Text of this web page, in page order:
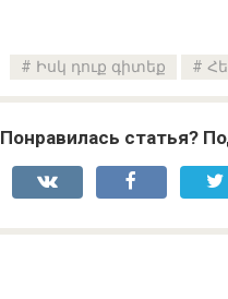
Իսկ դուք գիտեք
Понравилась статья?